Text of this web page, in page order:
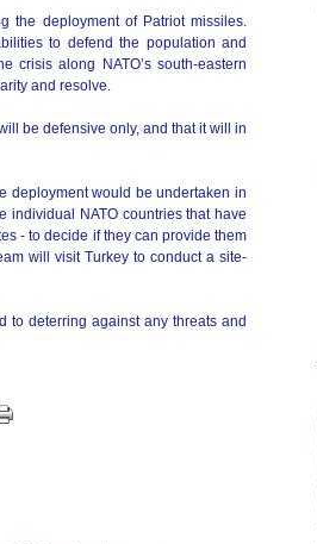
the deployment of Patriot missiles.
to defend the population and
crisis along NATO’s south-eastern
and resolve.
be defensive only, and that it will in
deployment would be undertaken in
individual NATO countries that have
- to decide if they can provide them
will visit Turkey to conduct a site-
to deterring against any threats and